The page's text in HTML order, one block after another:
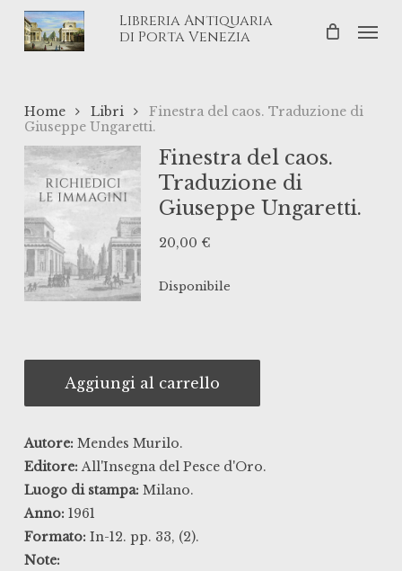
Skip
Libreria Antiquaria
di Porta Venezia
Home Libri
Finestra del caos. Traduzione di
Giuseppe Ungaretti.
Finestra del caos.
Traduzione di
Giuseppe Ungaretti.
20,00 €
Disponibile
Aggiungi al carrello
Autore: Mendes Murilo.
Editore: All'Insegna del Pesce d'Oro.
Luogo di stampa: Milano.
Anno: 1961
Formato: In-12. pp. 33, (2).
Note: